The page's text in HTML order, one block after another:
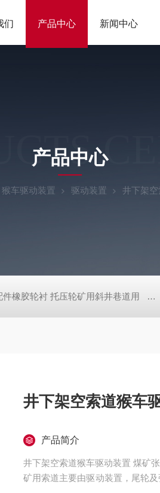
们 产品中心 新闻中心
产品中心
猴车驱动装置 驱动装置 井下架
件橡胶轮衬 托压轮矿用斜井巷道用
井下架空索道猴车
产品简介
井下架空索道猴车驱动装置 煤矿
矿用索道主要由驱动装置，尾轮